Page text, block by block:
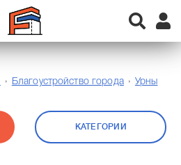
Благоустройство города Урны
КАТЕГОРИИ